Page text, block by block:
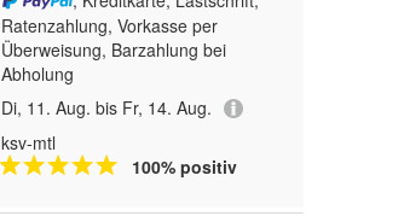
Ratenzahlung, Vorkasse per
Überweisung, Barzahlung bei
Abholung
Di, 11. Aug. bis Fr, 14. Aug.
ksv-mtl
100% positiv